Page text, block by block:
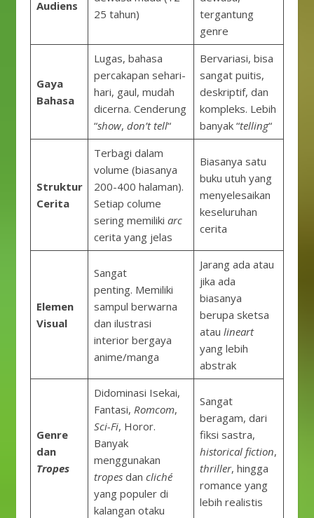
Audiens
25 tahun)
tergantung
genre
Gaya
Bahasa
Lugas, bahasa
percakapan sehari-
hari, gaul, mudah
dicerna. Cenderung
“show, don’t tell“
Bervariasi, bisa
sangat puitis,
deskriptif, dan
kompleks. Lebih
banyak “telling“
Struktur
Cerita
Terbagi dalam
volume (biasanya
200-400 halaman).
Setiap colume
sering memiliki arc
cerita yang jelas
Biasanya satu
buku utuh yang
menyelesaikan
keseluruhan
cerita
Elemen
Visual
Sangat
penting. Memiliki
sampul berwarna
dan ilustrasi
interior bergaya
anime/manga
Jarang ada atau
jika ada
biasanya
berupa sketsa
atau lineart
yang lebih
abstrak
Genre
dan
Tropes
Didominasi Isekai,
Fantasi, Romcom,
Sci-Fi, Horor.
Banyak
menggunakan
tropesdan cliché
yang populer di
kalangan otaku
Sangat
beragam, dari
fiksi sastra,
historical fiction,
thriller, hingga
romance yang
lebih realistis